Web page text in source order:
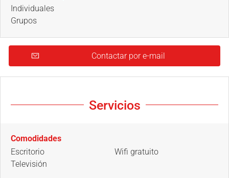
Individuales
Grupos
Contactar por e-mail
Servicios
Comodidades
Escritorio
Televisión
Wifi gratuito